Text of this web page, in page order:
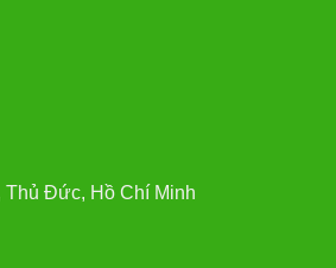
Đức, Hồ Chí Minh